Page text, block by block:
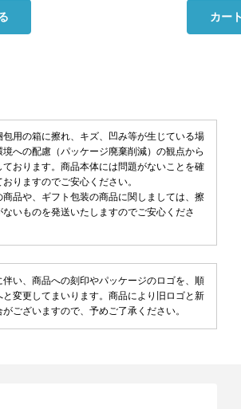
カー
用の箱に擦れ、キズ、凹み等が生じている場
への配慮（パッケージ廃棄削減）の観点から
おります。商品本体には問題がないことを確
りますのでご安心ください。
品や、ギフト包装の商品に関しましては、擦
いものを発送いたしますのでご安心くださ
伴い、商品への刻印やパッケージのロゴを、順
と変更してまいります。商品により旧ロゴと新
ございますので、予めご了承ください。